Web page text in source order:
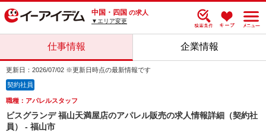
中国・四国 の求人
▼エリア変更
仕事情報 企業情報
更新日：2026/07/02 ※更新日時点の最新情報です
契約社員
職種：アパレルスタッフ
ビスグランデ 福山天満屋店のアパレル販売の求人情報詳細（契約社
員） - 福山市